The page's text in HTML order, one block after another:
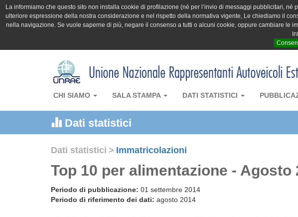
La informiamo che questo sito non installa cookie di profilazione (né per l’invio di messaggi pubblicitari,
ulteriore espressione della nostra considerazione e nel rispetto della normativa vigente, Le chiediamo il
nella navigazione. Se vuole saperne di più, negare il consenso a tutti o alcuni cookie, oppure cambiare
CHI SIAMO SALA STAMPA DATI STATISTICI
Dati statistici
Dati statistici > Immatricolazioni
Top 10 per alimentazione - Agosto
Periodo di pubblicazione: 01 settembre 2014
Periodo di riferimento dei dati: agosto 2014